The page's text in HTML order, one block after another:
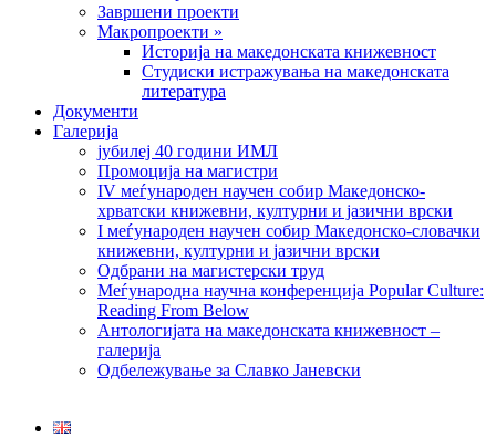
Завршени проекти
Макропроекти »
Историја на македонската книжевност
Студиски истражувања на македонската
литература
Документи
Галерија
јубилеј 40 години ИМЛ
Промоција на магистри
IV меѓународен научен собир Македонско-
хрватски книжевни, културни и јазични врски
I меѓународен научен собир Македонско-словачки
книжевни, културни и јазични врски
Одбрани на магистерски труд
Меѓународна научна конференција Popular Culture:
Reading From Below
Антологијата на македонската книжевност –
галерија
Одбележување за Славко Јаневски